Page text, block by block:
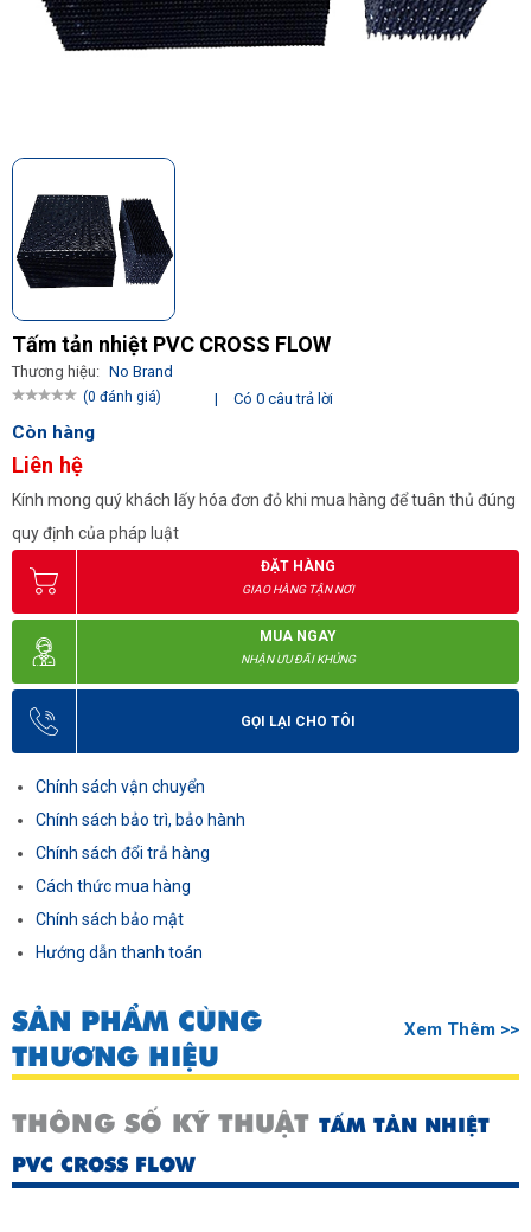
Tấm tản nhiệt PVC CROSS FLOW
Thương hiệu: No Brand
(0 đánh giá) | Có 0 câu trả lời
Còn hàng
Liên hệ
Kính mong quý khách lấy hóa đơn đỏ khi mua hàng để tuân thủ đúng
quy định của pháp luật
ĐẶT HÀNG
GIAO HÀNG TẬN NƠI
MUA NGAY
NHẬN ƯU ĐÃI KHỦNG
GỌI LẠI CHO TÔI
Chính sách vận chuyển
Chính sách bảo trì, bảo hành
Chính sách đổi trả hàng
Cách thức mua hàng
Chính sách bảo mật
Hướng dẫn thanh toán
SẢN PHẨM CÙNG
THƯƠNG HIỆU
Xem Thêm >>
THÔNG SỐ KỸ THUẬT TẤM TẢN NHIỆT
PVC CROSS FLOW